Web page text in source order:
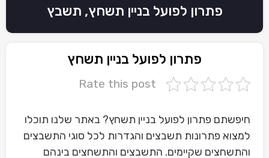
פתרון לפועל בניין תשחץ, תשבץ
פתרון לפועל בניין תשחץ
Rate this post
חיפשתם פתרון לפועל בניין תשחץ? באתר שלנו תוכלו
למצוא פתרונות תשבצים והגדרות לכל סוגי התשבצים
והתשחצים שקיימים. התשבצים והתשחצים בינהם